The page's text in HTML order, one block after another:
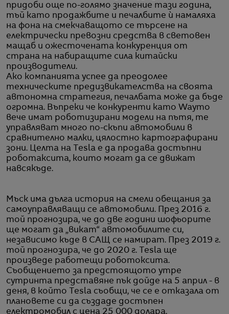
придоби още по-голямо значение тази година,
тъй като продажбите и печалбите ѝ намаляха
на фона на смекчаващото се търсене на
електрически превозни средства в световен
мащаб и ожесточената конкуренция от
страна на набиращите сила китайски
производители.
Ако компанията успее да преодолее
техническите предизвикателства на своята
автономна стратегия, печалбата може да бъде
огромна. Въпреки че конкуренти като Waymo
вече имат роботизирани модели на пътя, те
управляват много по-скъпи автомобили в
сравнително малки, цялостно картографирани
зони. Целта на Tesla е да продава достъпни
роботаксита, които могат да се движат
навсякъде.
Мъск има дълга история на смели обещания за
самоуправляващи се автомобили. През 2016 г.
той прогнозира, че до две години шофьорите
ще могат да „викат“ автомобилите си,
независимо къде в САЩ се намират. През 2019 г.
той прогнозира, че до 2020 г. Tesla ще
произведе работещи роботоксита.
Съобщението за предстоящото утре
сутринта представяне пък дойде на 5 април - в
деня, в който Tesla съобщи, че се е отказала от
плановете си да създаде достъпен
електромобил с цена 25 000 долара,